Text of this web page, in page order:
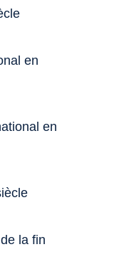
en
en
la fin